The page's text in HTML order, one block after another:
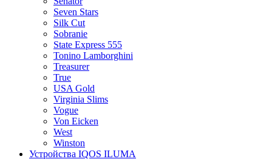
Seven Stars
Silk Cut
Sobranie
State Express 555
Tonino Lamborghini
Treasurer
True
USA Gold
Virginia Slims
Vogue
Von Eicken
West
Winston
Устройства IQOS ILUMA